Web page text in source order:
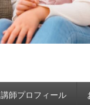
講師プロフィール